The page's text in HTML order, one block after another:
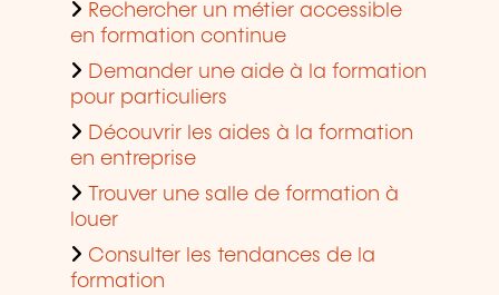
Rechercher un métier accessible
en formation continue
Demander une aide à la formation
pour particuliers
Découvrir les aides à la formation
en entreprise
Trouver une salle de formation à
louer
Consulter les tendances de la
formation